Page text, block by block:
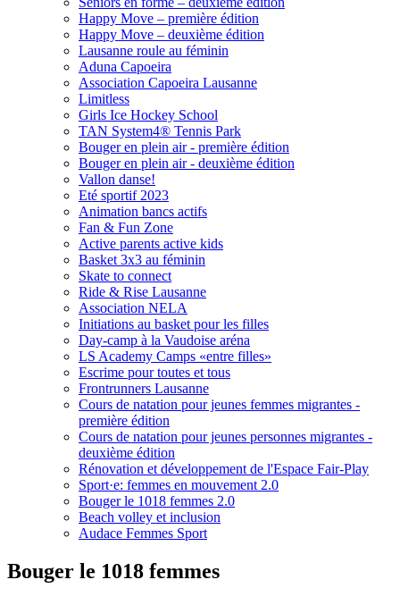
Happy Move – première édition
Happy Move – deuxième édition
Lausanne roule au féminin
Aduna Capoeira
Association Capoeira Lausanne
Limitless
Girls Ice Hockey School
TAN System4® Tennis Park
Bouger en plein air - première édition
Bouger en plein air - deuxième édition
Vallon danse!
Eté sportif 2023
Animation bancs actifs
Fan & Fun Zone
Active parents active kids
Basket 3x3 au féminin
Skate to connect
Ride & Rise Lausanne
Association NELA
Initiations au basket pour les filles
Day-camp à la Vaudoise aréna
LS Academy Camps «entre filles»
Escrime pour toutes et tous
Frontrunners Lausanne
Cours de natation pour jeunes femmes migrantes -
première édition
Cours de natation pour jeunes personnes migrantes -
deuxième édition
Rénovation et développement de l'Espace Fair-Play
Sport·e: femmes en mouvement 2.0
Bouger le 1018 femmes 2.0
Beach volley et inclusion
Audace Femmes Sport
Bouger le 1018 femmes